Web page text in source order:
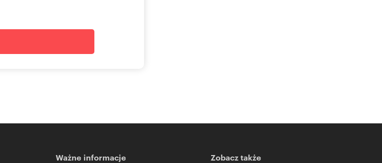
Ważne informacje Zobacz także